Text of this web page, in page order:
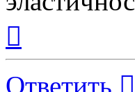
началу
Ответить